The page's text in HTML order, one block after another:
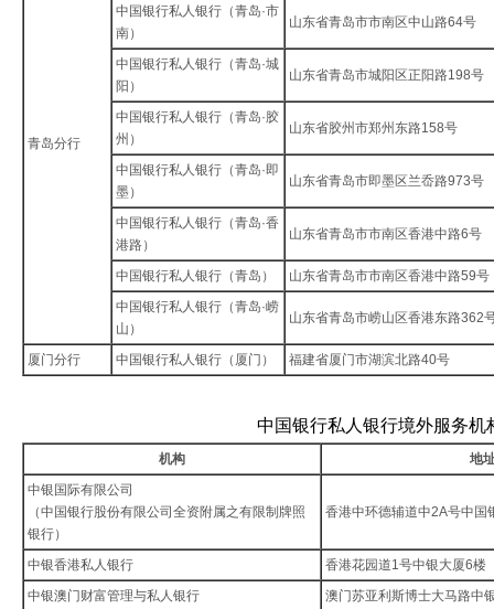
青岛分行
中国银行私人银行（青岛·市
南）
山东省青岛市市南区中山路64号
中国银行私人银行（青岛·城
阳）
山东省青岛市城阳区正阳路198号
中国银行私人银行（青岛·胶
州）
山东省胶州市郑州东路158号
中国银行私人银行（青岛·即
墨）
山东省青岛市即墨区兰岙路973号
中国银行私人银行（青岛·香
港路）
山东省青岛市市南区香港中路6号
中国银行私人银行（青岛）
山东省青岛市市南区香港中路59号
中国银行私人银行（青岛·崂
山）
山东省青岛市崂山区香港东路362
厦门分行 中国银行私人银行（厦门） 福建省厦门市湖滨北路40号
中国银行私人银行境外服务机
机构
地
中银国际有限公司
（中国银行股份有限公司全资附属之有限制牌照
银行）
香港中环德辅道中2A号中国
中银香港私人银行
香港花园道1号中银大厦6楼
中银澳门财富管理与私人银行
澳门苏亚利斯博士大马路中